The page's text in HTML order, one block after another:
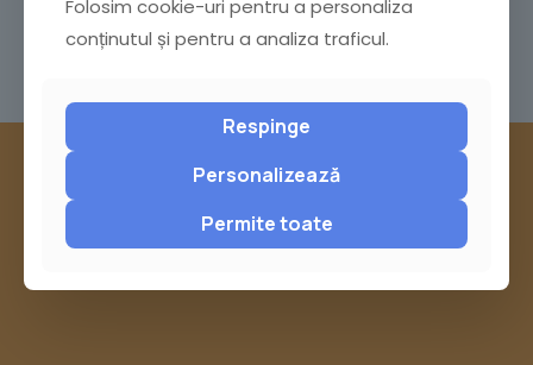
KOGĂLNICEANU DIN MUNICIPIUL BUZĂU”;
Folosim cookie-uri pentru a personaliza
conținutul și pentru a analiza traficul.
Respinge
Personalizează
Permite toate